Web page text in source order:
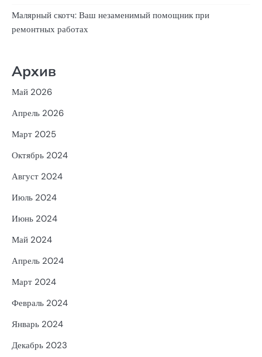
Малярный скотч: Ваш незаменимый помощник при
ремонтных работах
Архив
Май 2026
Апрель 2026
Март 2025
Октябрь 2024
Август 2024
Июль 2024
Июнь 2024
Май 2024
Апрель 2024
Март 2024
Февраль 2024
Январь 2024
Декабрь 2023